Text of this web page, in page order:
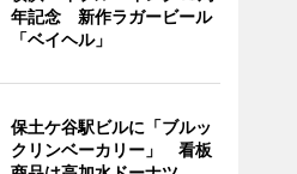
年記念 新作ラガービール
「ベイヘル」
保土ケ谷駅ビルに「ブルッ
クリンベーカリー」 看板